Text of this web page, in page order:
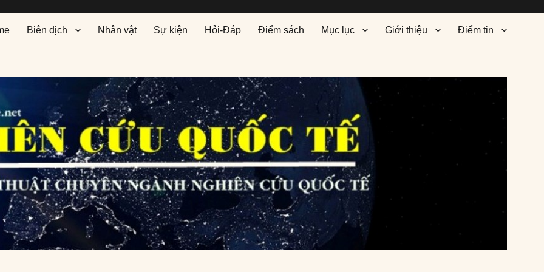
Biên dịch Nhân vật Sự kiện Hỏi-Đáp Điểm sách Mục lục Giới thiệu Điểm tin